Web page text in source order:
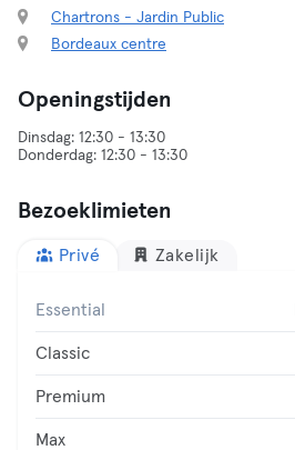
Chartrons - Jardin Public
Bordeaux centre
Openingstijden
Dinsdag: 12:30 - 13:30
Bezoeklimieten
Privé Zakelijk
Essential
Classic
Premium
Max